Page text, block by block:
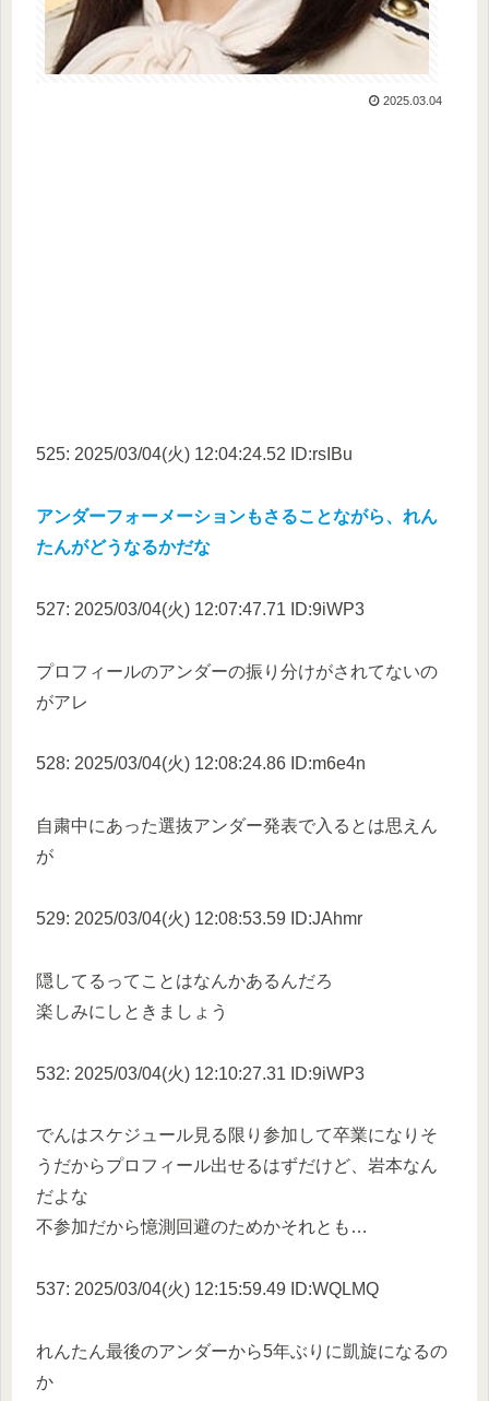
2025.03.04
525: 2025/03/04(火) 12:04:24.52 ID:rsIBu
アンダーフォーメーションもさることながら、れん
たんがどうなるかだな
527: 2025/03/04(火) 12:07:47.71 ID:9iWP3
プロフィールのアンダーの振り分けがされてないの
がアレ
528: 2025/03/04(火) 12:08:24.86 ID:m6e4n
自粛中にあった選抜アンダー発表で入るとは思えん
が
529: 2025/03/04(火) 12:08:53.59 ID:JAhmr
隠してるってことはなんかあるんだろ
楽しみにしときましょう
532: 2025/03/04(火) 12:10:27.31 ID:9iWP3
でんはスケジュール見る限り参加して卒業になりそ
うだからプロフィール出せるはずだけど、岩本なん
だよな
不参加だから憶測回避のためかそれとも…
537: 2025/03/04(火) 12:15:59.49 ID:WQLMQ
れんたん最後のアンダーから5年ぶりに凱旋になるの
か